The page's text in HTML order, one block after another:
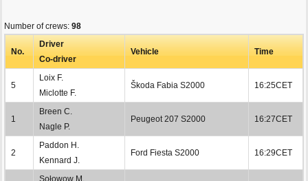
Number of crews: 98
No.
Driver
Co-driver
Vehicle Time
5
Loix F.
Miclotte F.
Škoda Fabia S2000 16:25CET
1
Breen C.
Nagle P.
Peugeot 207 S2000 16:27CET
2
Paddon H.
Kennard J.
Ford Fiesta S2000 16:29CET
Sołowow M.